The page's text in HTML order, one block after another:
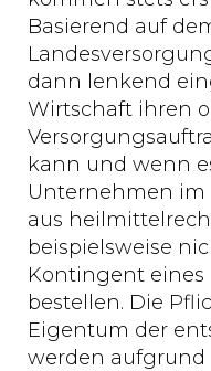
Basierend auf
dann lenkend
Wirtschaft ihren
kann und wenn
Unternehmen im
aus
beispielsweise
Kontingent eines
bestellen. Die
Eigentum der
werden aufgrund